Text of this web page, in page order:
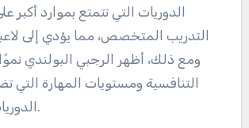
الدوريات التي تتمتع بموارد أكبر
التدريب المتخصص، مما يؤدي إلى
ومع ذلك، أظهر الرجبي البولندي نموًا
التنافسية ومستويات المهارة التي
الدوريات الأكثر رسوخًا.